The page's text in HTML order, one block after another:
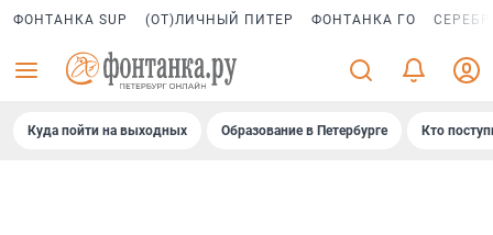
ФОНТАНКА SUP (ОТ)ЛИЧНЫЙ ПИТЕР ФОНТАНКА ГО
Куда пойти на выходных Образование в Петербурге Кто